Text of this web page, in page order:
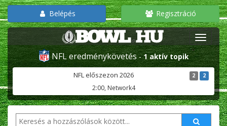
Belépés Regisztráció
NFL eredménykövetés -1 aktív topik
NFL előszezon 2026 2 2
2:00, Network4